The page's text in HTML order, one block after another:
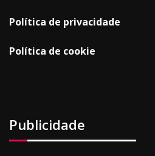
Política de privacidade
Política de cookie
Publicidade